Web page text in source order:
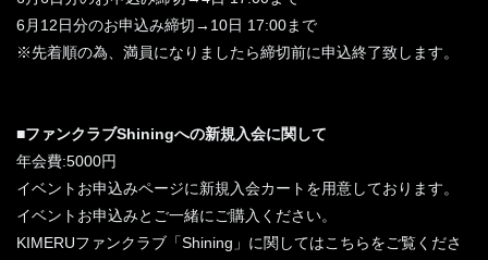
6月12日分のお申込み締切→10日 17:00まで
※先着順の為、満員になりましたら締切前に申込終了致します。
■ファンクラブShiningへの新規入会に関して
年会費:5000円
イベントお申込みページに新規入会カートを用意しております。
イベントお申込みとご一緒にご購入ください。
KIMERUファンクラブ「Shining」に関してはこちらをご覧くださ